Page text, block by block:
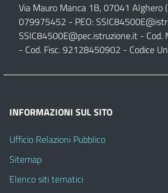
Via Mauro Manca 1B, 07041 Alghero
079975452 - PEO:
SSIC84500E@pec.istruzione.it - Cod.
- Cod. Fisc. 92128450902 - Codice
INFORMAZIONI SUL SITO
Ufficio Relazioni Pubblico
Sitemap
Elenco siti tematici